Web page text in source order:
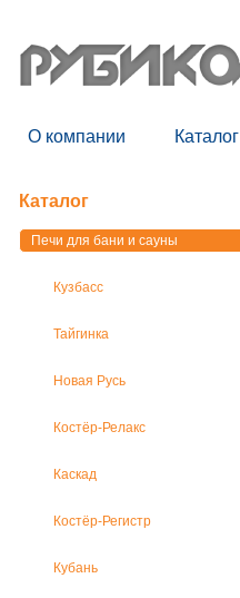
О компании Каталог
Каталог
Печи для бани и сауны
Кузбасс
Тайгинка
Новая Русь
Костёр-Релакс
Каскад
Костёр-Регистр
Кубань